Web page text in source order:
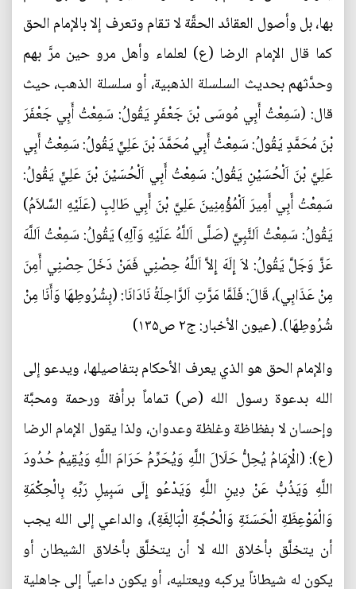
بها، بل وأصول العقائد الحقَّة لا تقام وتعرف إلا بالإمام الحق
كما قال الإمام الرضا (ع) لعلماء وأهل مرو حين مرَّ بهم
وحدَّثهم بحديث السلسلة الذهبية، أو سلسلة الذهب، حيث
قال: (سَمِعْتُ أَبِي مُوسَى بْنَ جَعْفَرٍ يَقُولُ: سَمِعْتُ أَبِي جَعْفَرَ
بْنَ مُحَمَّدٍ يَقُولُ: سَمِعْتُ أَبِي مُحَمَّدَ بْنَ عَلِيٍّ يَقُولُ: سَمِعْتُ أَبِي
عَلِيَّ بْنَ اَلْحُسَيْنِ يَقُولُ: سَمِعْتُ أَبِي اَلْحُسَيْنَ بْنَ عَلِيٍّ يَقُولُ:
سَمِعْتُ أَبِي أَمِيرَ اَلْمُؤْمِنِينَ عَلِيَّ بْنَ أَبِي طَالِبٍ (عَلَيْهِ السَّلاَمُ)
يَقُولُ: سَمِعْتُ اَلنَّبِيَّ (صَلَّى اَللَّهُ عَلَيْهِ وَآلِهِ) يَقُولُ: سَمِعْتُ اَللَّهَ
عَزَّ وَجَلَّ يَقُولُ: لاَ إِلَهَ إِلاَّ اَللَّهُ حِصْنِي فَمَنْ دَخَلَ حِصْنِي أَمِنَ
مِنْ عَذَابِي)، قَالَ: فَلَمَّا مَرَّتِ اَلرَّاحِلَةُ نَادَانَا: (بِشُرُوطِهَا وَأَنَا مِنْ
شُرُوطِهَا). (عيون الأخبار: ج۲ ص۱۳۵)
والإمام الحق هو الذي يعرف الأحكام بتفاصيلها، ويدعو إلى
الله بدعوة رسول الله (ص) تماماً برأفة ورحمة ومحبَّة
وإحسان لا بفظاظة وغلظة وعدوان، ولذا يقول الإمام الرضا
(ع): (الْإِمَامُ يُحِلُّ حَلَالَ اللَّهِ وَيُحَرِّمُ حَرَامَ اللَّهِ وَيُقِيمُ حُدُودَ
اللَّهِ وَيَذُبُّ عَنْ دِينِ اللَّهِ وَيَدْعُو إِلَى سَبِيلِ رَبِّهِ‌ بِالْحِكْمَةِ
وَالْمَوْعِظَةِ الْحَسَنَةِ وَالْحُجَّةِ الْبَالِغَةِ)، والداعي إلى الله يجب
أن يتخلَّق بأخلاق الله لا أن يتخلَّق بأخلاق الشيطان أو
يكون له شيطاناً يركبه ويعتليه، أو يكون داعياً إلى جاهلية